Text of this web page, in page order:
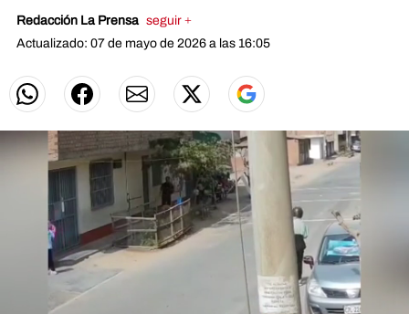
Redacción La Prensa seguir +
Actualizado: 07 de mayo de 2026 a las 16:05